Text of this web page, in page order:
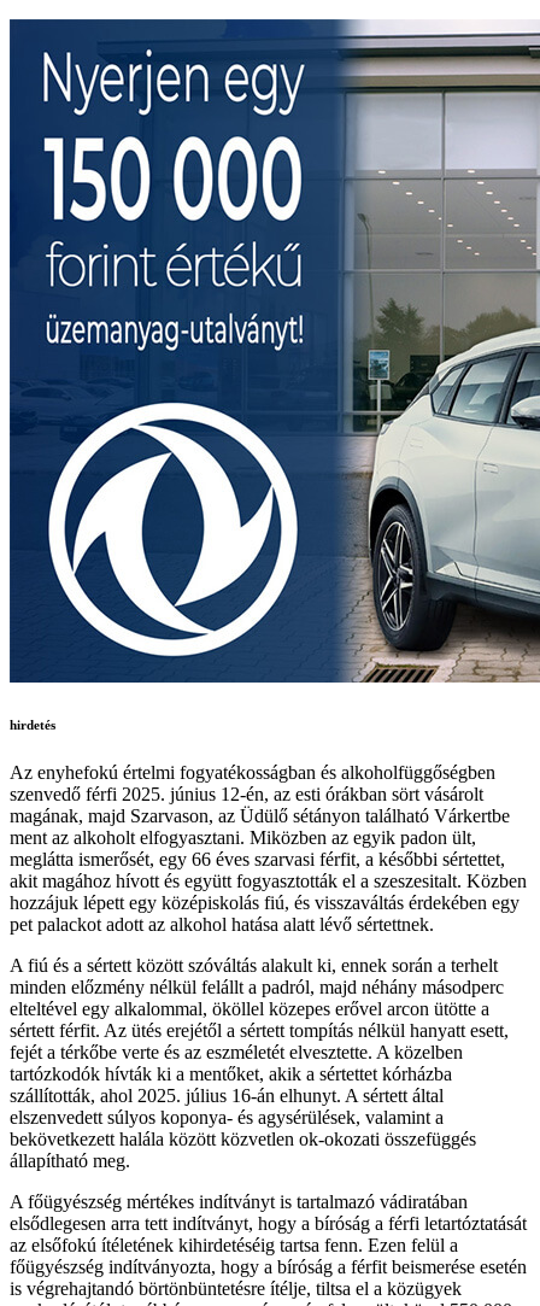
hirdetés
Az enyhefokú értelmi fogyatékosságban és alkoholfüggőségben
szenvedő férfi 2025. június 12-én, az esti órákban sört vásárolt
magának, majd Szarvason, az Üdülő sétányon található Várkertbe
ment az alkoholt elfogyasztani. Miközben az egyik padon ült,
meglátta ismerősét, egy 66 éves szarvasi férfit, a későbbi sértettet,
akit magához hívott és együtt fogyasztották el a szeszesitalt. Közben
hozzájuk lépett egy középiskolás fiú, és visszaváltás érdekében egy
pet palackot adott az alkohol hatása alatt lévő sértettnek.
A fiú és a sértett között szóváltás alakult ki, ennek során a terhelt
minden előzmény nélkül felállt a padról, majd néhány másodperc
elteltével egy alkalommal, ököllel közepes erővel arcon ütötte a
sértett férfit. Az ütés erejétől a sértett tompítás nélkül hanyatt esett,
fejét a térkőbe verte és az eszméletét elvesztette. A közelben
tartózkodók hívták ki a mentőket, akik a sértettet kórházba
szállították, ahol 2025. július 16-án elhunyt. A sértett által
elszenvedett súlyos koponya- és agysérülések, valamint a
bekövetkezett halála között közvetlen ok-okozati összefüggés
állapítható meg.
A főügyészség mértékes indítványt is tartalmazó vádiratában
elsődlegesen arra tett indítványt, hogy a bíróság a férfi letartóztatását
az elsőfokú ítéletének kihirdetéséig tartsa fenn. Ezen felül a
főügyészség indítványozta, hogy a bíróság a férfit beismerése esetén
is végrehajtandó börtönbüntetésre ítélje, tiltsa el a közügyek